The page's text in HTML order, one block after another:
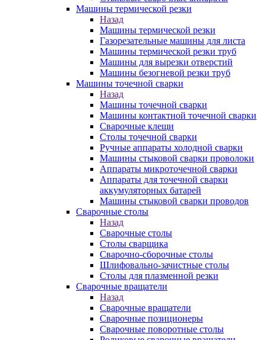
Машины термической резки
Назад
Машины термической резки
Газорезательные машины для листа
Машины термической резки труб
Машины для вырезки отверстий
Машины безогневой резки труб
Машины точечной сварки
Назад
Машины точечной сварки
Машины контактной точечной сварки
Сварочные клещи
Столы точечной сварки
Ручные аппараты холодной сварки
Машины стыковой сварки проволоки
Аппараты микроточечной сварки
Аппараты для точечной сварки
аккумуляторных батарей
Машины стыковой сварки проводов
Сварочные столы
Назад
Сварочные столы
Столы сварщика
Сварочно-сборочные столы
Шлифовально-зачистные столы
Столы для плазменной резки
Сварочные вращатели
Назад
Сварочные вращатели
Сварочные позиционеры
Сварочные поворотные столы